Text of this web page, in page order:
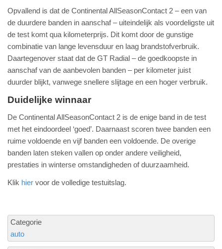
Opvallend is dat de Continental AllSeasonContact 2 – een van
de duurdere banden in aanschaf – uiteindelijk als voordeligste uit
de test komt qua kilometerprijs. Dit komt door de gunstige
combinatie van lange levensduur en laag brandstofverbruik.
Daartegenover staat dat de GT Radial – de goedkoopste in
aanschaf van de aanbevolen banden – per kilometer juist
duurder blijkt, vanwege snellere slijtage en een hoger verbruik.
Duidelijke winnaar
De Continental AllSeasonContact 2 is de enige band in de test
met het eindoordeel ‘goed’. Daarnaast scoren twee banden een
ruime voldoende en vijf banden een voldoende. De overige
banden laten steken vallen op onder andere veiligheid,
prestaties in winterse omstandigheden of duurzaamheid.
Klik hier voor de volledige testuitslag.
Categorie
auto